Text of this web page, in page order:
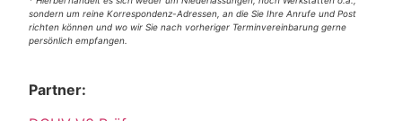
sondern um reine Korrespondenz-Adressen, an die Sie Ihre Anrufe und Post
richten können und wo wir Sie nach vorheriger Terminvereinbarung gerne
persönlich empfangen.
Partner: